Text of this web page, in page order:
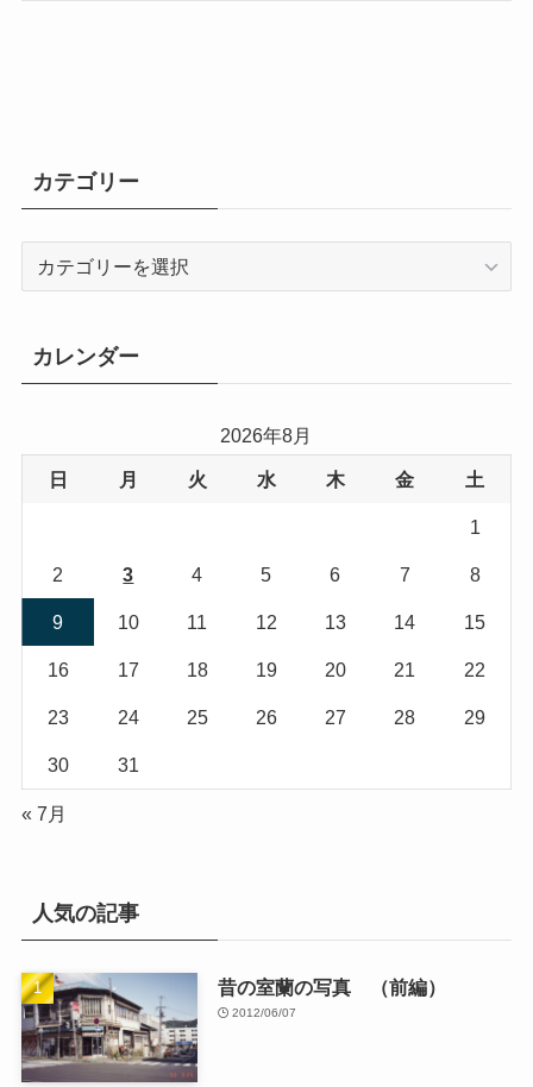
カテゴリー
ー
カレンダー
2026年8月
日 月 火 水 木 金 土
1
2 3 4 5 6 7 8
9 10 11 12 13 14 15
16 17 18 19 20 21 22
23 24 25 26 27 28 29
30 31
« 7月
人気の記事
昔の室蘭の写真 （前編）
2012/06/07